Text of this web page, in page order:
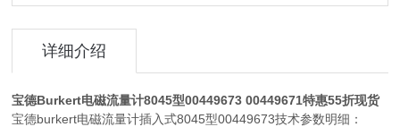
详细介绍
宝德Burkert电磁流量计8045型00449673 00449671特惠55折现货
宝德burkert电磁流量计插入式8045型00449673技术参数明细：